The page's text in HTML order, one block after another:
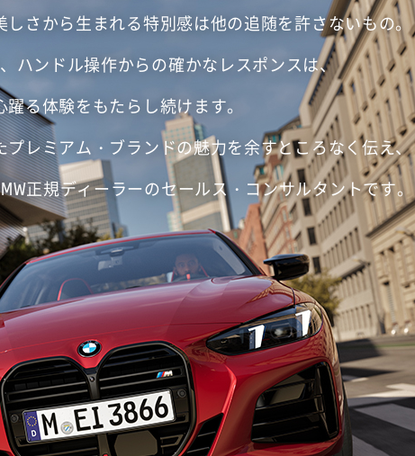
さから生まれる特別感は他の追随を許さないもの。
ハンドル操作からの確かなレスポンスは、
る体験をもたらし続けます。
レミアム・ブランドの魅力を余すところなく伝え、
正規ディーラーのセールス・コンサルタントです。